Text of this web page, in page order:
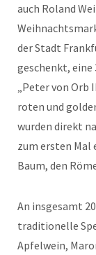
auch Roland
der Stadt
geschenkt, eine
„Peter von
roten und
wurden direkt
zum ersten Mal
Baum, den
An insgesamt
traditionelle
Apfelwein,